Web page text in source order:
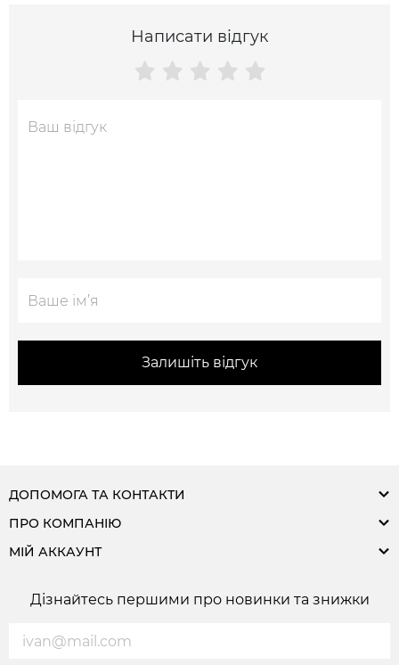
Написати відгук
Залишіть відгук
ДОПОМОГА ТА КОНТАКТИ
ПРО КОМПАНІЮ
МІЙ АККАУНТ
Дізнайтесь першими про новинки та знижки